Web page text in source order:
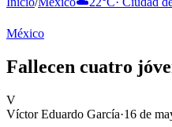
México
Fallecen cuatro
V
Víctor Eduardo García·16 de